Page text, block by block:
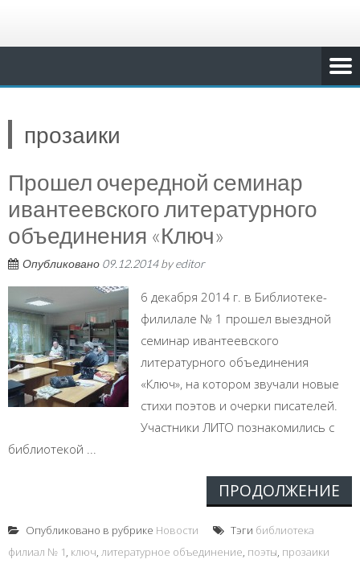
прозаики
Прошел очередной семинар
ивантеевского литературного
объединения «Ключ»
Опубликовано 09.12.2014byeditor
6 декабря 2014 г. в Библиотеке-
филилале № 1 прошел выездной
семинар ивантеевского
литературного объединения
«Ключ», на котором звучали новые
стихи поэтов и очерки писателей.
Участники ЛИТО познакомились с
библиотекой ...
ПРОДОЛЖЕНИЕ
Опубликовано в рубрике Новости Тэги библиотека
филиал № 1, ключ, литературное объединение, поэты, прозаики